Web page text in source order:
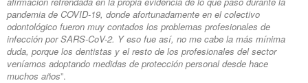
pandemia de COVID-19, donde afortunadamente en el colectivo
odontológico fueron muy contados los problemas profesionales de
infección por SARS-CoV-2. Y eso fue así, no me cabe la más mínima
duda, porque los dentistas y el resto de los profesionales del sector
veníamos adoptando medidas de protección personal desde hace
muchos años”.